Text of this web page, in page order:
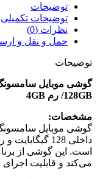
توضیحات
توضیحات تکمیلی
نظرات (0)
حمل و نقل و
توضیحات
128GB/ رم 4GB
مشخصات:
است. این گوشی از
می‌کند و قابلیت